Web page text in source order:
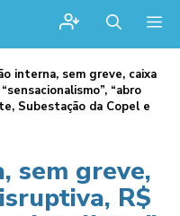
interna, sem greve, caixa
“abro
Subestação da Copel e
sem greve,
R$